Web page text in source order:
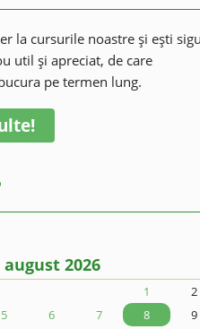
la cursurile noastre și ești
util și apreciat, de care
pe termen lung.
august 2026
1
2
5 6 7 8
9